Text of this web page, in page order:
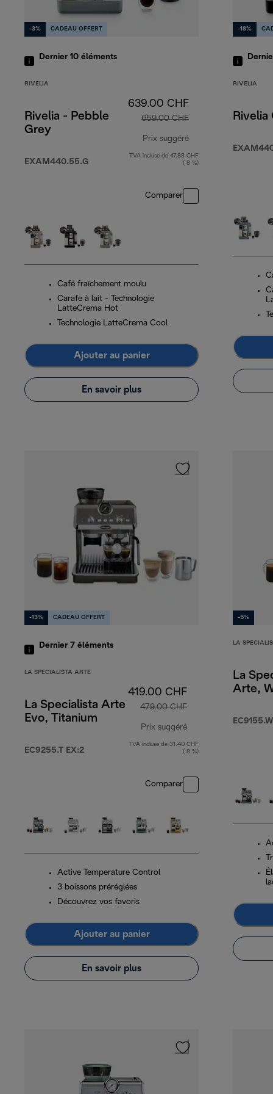
-3% CADEAU OFFERT
Dernier 10 éléments
RIVELIA
Rivelia - Pebble
Grey
EXAM440.55.G
639.00 CHF
659.00 CHF
Prix suggéré
prix original 659.00
TVA incluse de 47.88 CHF
( 8 %)
Comparer
Café fraîchement moulu
Carafe à lait - Technologie
LatteCrema Hot
Technologie LatteCrema Cool
Ajouter au panier
En savoir plus
-18%
RIVELIA
Rivelia
-13% CADEAU OFFERT
Dernier 7 éléments
LA SPECIALISTA ARTE
La Specialista Arte
Evo, Titanium
EC9255.T EX:2
419.00 CHF
479.00 CHF
Prix suggéré
prix original 479.00
TVA incluse de 31.40 CHF
( 8 %)
Comparer
Active Temperature Control
3 boissons préréglées
Découvrez vos favoris
Ajouter au panier
En savoir plus
-5%
LA
La
Arte,